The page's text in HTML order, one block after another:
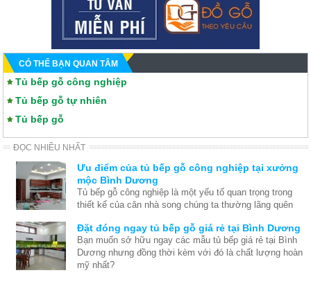
CÓ THỂ BẠN QUAN TÂM
Tủ bếp gỗ công nghiệp
Tủ bếp gỗ tự nhiên
Tủ bếp gỗ
ĐỌC NHIỀU NHẤT
Ưu điểm của tủ bếp gỗ công nghiệp tại xưởng
mộc Bình Dương
Tủ bếp gỗ công nghiệp là một yếu tố quan trọng trong
thiết kế của căn nhà song chúng ta thường lãng quên
dựng nhà đã hoàn tất. Thế nên chúng tôi đưa ra những
ưu điểm để bạn thấy được rằng thật ra tủ bếp cũng rất
quan trong quá trình tạo nên nội thất căn nhà hoàn hảo.
Đặt đóng ngay tủ bếp gỗ giá rẻ tại Bình Dương
Bạn muốn sở hữu ngay các mẫu tủ bếp giá rẻ tại Bình
Dương nhưng đồng thời kèm với đó là chất lượng hoàn
mỹ nhất?